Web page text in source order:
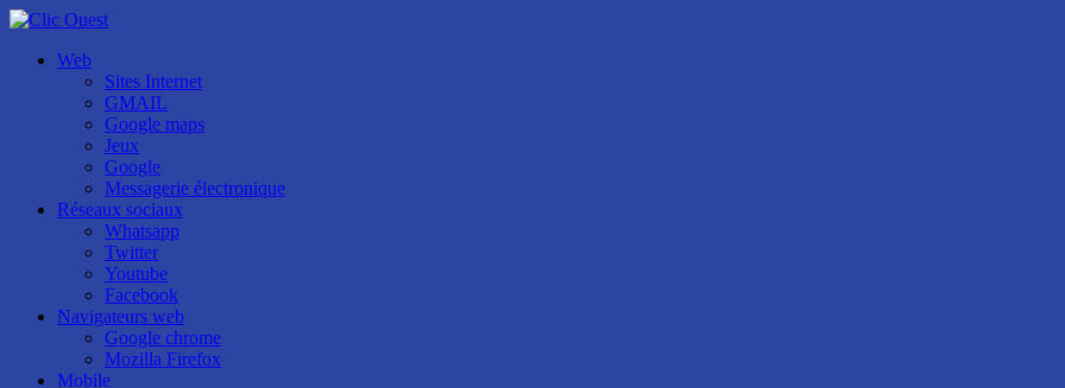
Web
Sites Internet
GMAIL
Google maps
Jeux
Google
Messagerie électronique
Réseaux sociaux
Whatsapp
Twitter
Youtube
Facebook
Navigateurs web
Google chrome
Mozilla Firefox
Mobile